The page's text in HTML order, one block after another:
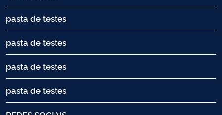
pasta de testes
pasta de testes
pasta de testes
pasta de testes